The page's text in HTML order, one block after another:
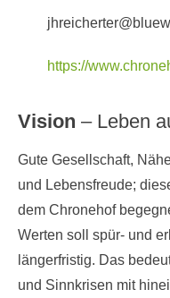
https://
Vision – Leben
Gute Gesellschaft,
und Lebensfreude;
dem Chronehof
Werten soll spür- und
längerfristig. Das
und Sinnkrisen mit